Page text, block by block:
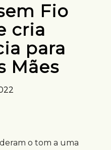
Fio
cria
para
Mães
deram o tom a uma